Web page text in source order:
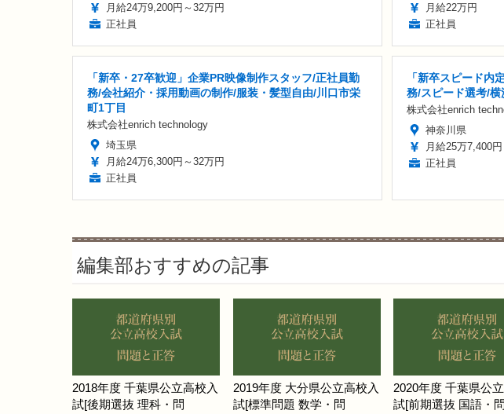
月給24万9,200円～32万円
正社員
月給22万円
正社員
「新卒・27卒歓迎」企業PR映像制作スタッフ/正社員勤
務/会社紹介・採用動画の制作/服装・髪型自由/川口市栄
町1丁目
株式会社enrich technology
埼玉県
月給24万6,300円～32万円
正社員
「新卒スピード内
務/スピード選考/
株式会社enrich
神奈川県
月給25万7,400
正社員
編集部おすすめの記事
2018年度 千葉県公立高校入
試[後期選抜 理科・問
2019年度 大分県公立高校入
試[標準問題 数学・問
2020年度 千葉県公
試[前期選抜 国語・問